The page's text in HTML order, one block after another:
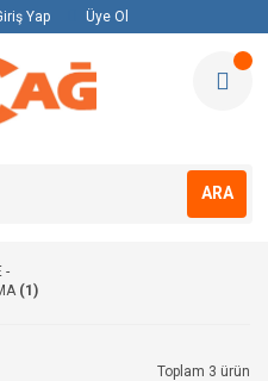
Yap Üye Ol
ARA
-
(1)
Toplam 3 ürün